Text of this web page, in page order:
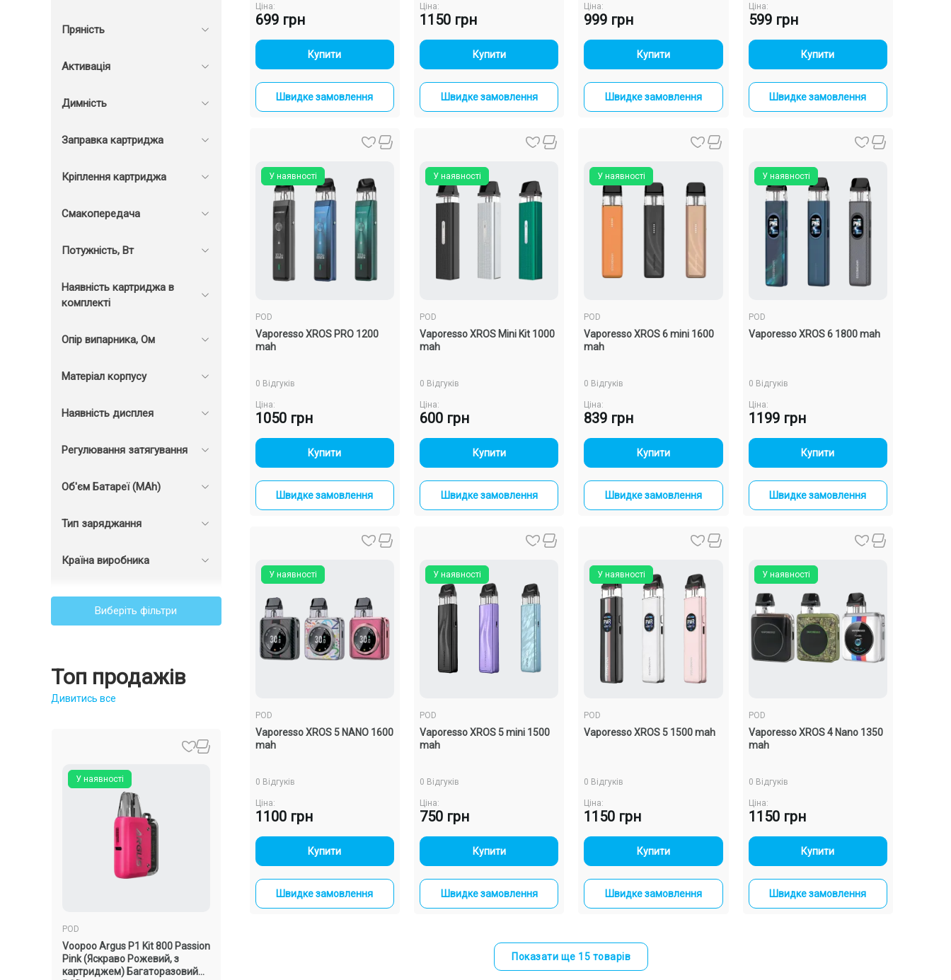
Пряність
Активація
Димність
Заправка картриджа
Кріплення картриджа
Смакопередача
Потужність, Вт
Наявність картриджа в
комплекті
Опір випарника, Ом
Матеріал корпусу
Наявність дисплея
Регулювання затягування
Об'єм Батареї (MAh)
Тип заряджання
Країна виробника
Виберіть фільтри
Топ продажів
Дивитись все
У наявності
POD
Voopoo Argus P1 Kit 800 Passion
Pink (Яскраво Рожевий, з
картриджем) Багаторазовий
У наявності У наявності
Elf Bar ELFX Pink (Рожевий, з
картриджем) Багаторазовий
Ціна:
699 грн
- +
Купити
Швидке замовлення
Ціна:
1150 грн
- +
Купити
Швидке замовлення
Ціна:
999 грн
- +
Купити
Швидке замовлення
Ціна:
599 грн
- +
Купити
Швидке замовлення
У наявності
POD
Vaporesso XROS PRO 1200
mah
0 Відгуків
Ціна:
1050 грн
- +
Купити
Швидке замовлення
У наявності
POD
Vaporesso XROS Mini Kit 1000
mah
0 Відгуків
Ціна:
600 грн
- +
Купити
Швидке замовлення
У наявності
POD
Vaporesso XROS 6 mini 1600
mah
0 Відгуків
Ціна:
839 грн
- +
Купити
Швидке замовлення
У наявності
POD
Vaporesso XROS 6 1800 mah
0 Відгуків
Ціна:
1199 грн
- +
Купити
Швидке замовлення
У наявності
POD
Vaporesso XROS 5 NANO 1600
mah
0 Відгуків
Ціна:
1100 грн
- +
Купити
Швидке замовлення
У наявності
POD
Vaporesso XROS 5 mini 1500
mah
0 Відгуків
Ціна:
750 грн
- +
Купити
Швидке замовлення
У наявності
POD
Vaporesso XROS 5 1500 mah
0 Відгуків
Ціна:
1150 грн
- +
Купити
Швидке замовлення
У наявності
POD
Vaporesso XROS 4 Nano 1350
mah
0 Відгуків
Ціна:
1150 грн
- +
Купити
Швидке замовлення
Показати ще 15 товарів